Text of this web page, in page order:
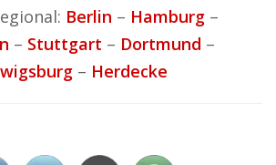
Berlin – Hamburg –
– Stuttgart – Dortmund –
– Herdecke